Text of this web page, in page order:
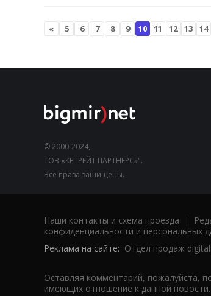
« 5 6 7 8 9 10 11 12 13 14
© 2000-2024,
ТОВ «КЕПРЕЙТ ПАРТНЕРС»".
Все права защищены.
Наши контакты и схема проезда |
конфиденциальности и персональных
Реклама на сайте: Отдел продаж
Оставляя комментарий, пожалуйста,
имеющих отношение к данной